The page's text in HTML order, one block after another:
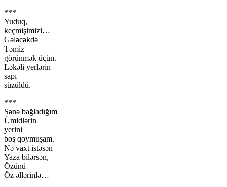
***
Yuduq,
keçmişimizi…
Gələcəkdə
Təmiz
görünmək üçün.
Ləkəli yerlərin
sapı
süzüldü.
***
Sənə bağladığım
Ümidlərin
yerini
boş qoymuşam.
Nə vaxt istəsən
Yaza bilərsən,
Özünü
Öz əllərinlə…